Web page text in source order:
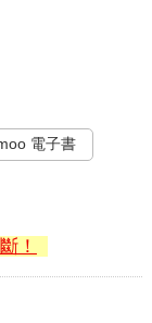
電子書
！